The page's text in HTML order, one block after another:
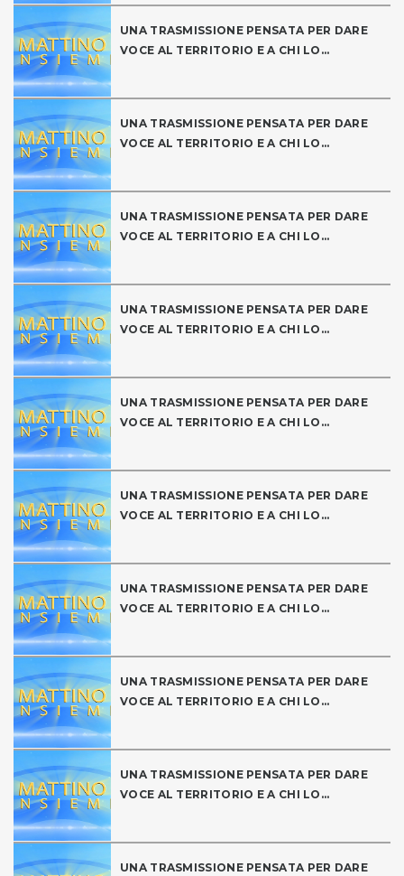
UNA TRASMISSIONE PENSATA PER DARE
VOCE AL TERRITORIO E A CHI LO...
UNA TRASMISSIONE PENSATA PER DARE
VOCE AL TERRITORIO E A CHI LO...
UNA TRASMISSIONE PENSATA PER DARE
VOCE AL TERRITORIO E A CHI LO...
UNA TRASMISSIONE PENSATA PER DARE
VOCE AL TERRITORIO E A CHI LO...
UNA TRASMISSIONE PENSATA PER DARE
VOCE AL TERRITORIO E A CHI LO...
UNA TRASMISSIONE PENSATA PER DARE
VOCE AL TERRITORIO E A CHI LO...
UNA TRASMISSIONE PENSATA PER DARE
VOCE AL TERRITORIO E A CHI LO...
UNA TRASMISSIONE PENSATA PER DARE
VOCE AL TERRITORIO E A CHI LO...
UNA TRASMISSIONE PENSATA PER DARE
VOCE AL TERRITORIO E A CHI LO...
UNA TRASMISSIONE PENSATA PER DARE